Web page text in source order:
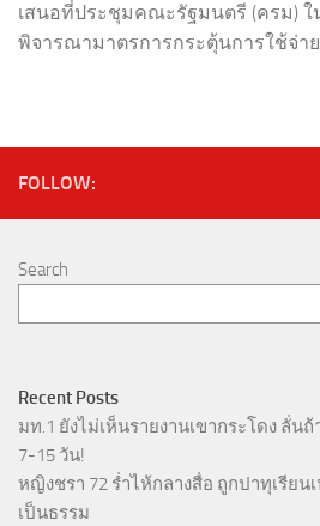
เสนอที่ประชุมคณะรัฐมนตรี (ครม) ใ
พิจารณามาตรการกระตุ้นการใช้จ่าย
FOLLOW:
Search
Recent Posts
มท.1 ยังไม่เห็นรายงานเขากระโดง ลั่น
7-15 วัน!
หญิงชรา 72 ร่ำไห้กลางสื่อ ถูกปาทุเรียน
เป็นธรรม